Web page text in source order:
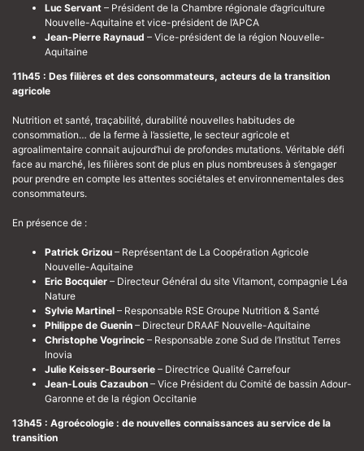
Luc Servant – Président de la Chambre régionale d’agriculture
Nouvelle-Aquitaine et vice-président de l’APCA
Jean-Pierre Raynaud – Vice-président de la région Nouvelle-
Aquitaine
11h45 : Des filières et des consommateurs, acteurs de la transition
agricole
Nutrition et santé, traçabilité, durabilité nouvelles habitudes de
consommation… de la ferme à l’assiette, le secteur agricole et
agroalimentaire connait aujourd’hui de profondes mutations. Véritable défi
face au marché, les filières sont de plus en plus nombreuses à s’engager
pour prendre en compte les attentes sociétales et environnementales des
consommateurs.
En présence de :
Patrick Grizou – Représentant de La Coopération Agricole
Nouvelle-Aquitaine
Eric Bocquier – Directeur Général du site Vitamont, compagnie Léa
Nature
Sylvie Martinel – Responsable RSE Groupe Nutrition & Santé
Philippe de Guenin – Directeur DRAAF Nouvelle-Aquitaine
Christophe Vogrincic – Responsable zone Sud de l’Institut Terres
Inovia
Julie Keisser-Bourserie – Directrice Qualité Carrefour
Jean-Louis Cazaubon – Vice Président du Comité de bassin Adour-
Garonne et de la région Occitanie
13h45 : Agroécologie : de nouvelles connaissances au service de la
transition